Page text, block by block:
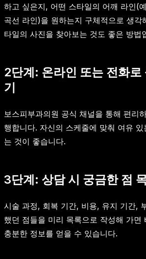
하고 싶은지, 어떤 스타일의 어깨 라인(
곡선 라인)을 원하는지 구체적으로 생각
타일의 사진을 찾아보는 것도 좋은 방법
2단계: 온라인 또는 전화로
기
보스피부과의원 공식 채널을 통해 편리
행합니다. 자신의 스케줄에 맞춰 여유
는 것이 좋습니다.
3단계: 상담 시 궁금한 점
시술 과정, 회복 기간, 비용, 유지 기간,
했던 점들을 미리 목록으로 작성해 가면
충분한 정보를 얻을 수 있습니다.